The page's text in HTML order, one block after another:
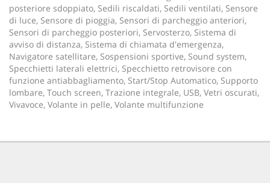
posteriore sdoppiato, Sedili riscaldati, Sedili ventilati, Sensore
di luce, Sensore di pioggia, Sensori di parcheggio anteriori,
Sensori di parcheggio posteriori, Servosterzo, Sistema di
avviso di distanza, Sistema di chiamata d'emergenza,
Navigatore satellitare, Sospensioni sportive, Sound system,
Specchietti laterali elettrici, Specchietto retrovisore con
funzione antiabbagliamento, Start/Stop Automatico, Supporto
lombare, Touch screen, Trazione integrale, USB, Vetri oscurati,
Vivavoce, Volante in pelle, Volante multifunzione